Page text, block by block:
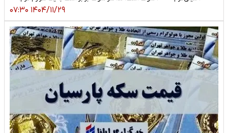
۱۴۰۴/۱۱/۲۹ ۰۷:۳۰